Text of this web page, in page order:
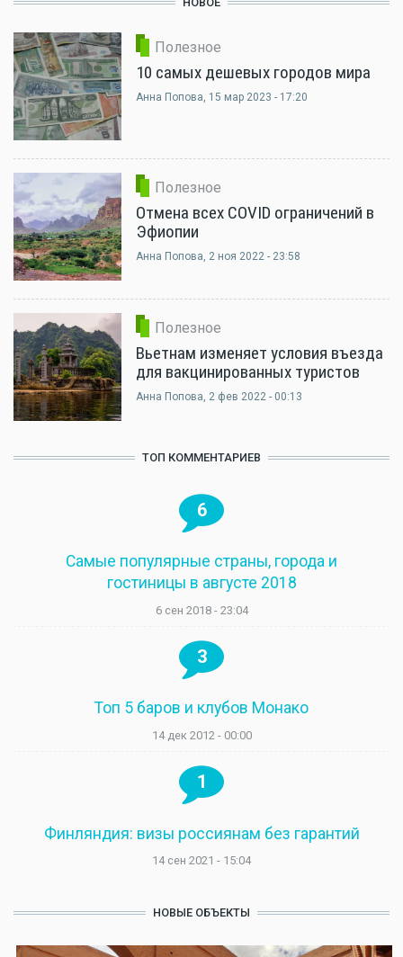
Полезное
10 самых дешевых городов мира
Анна Попова, 15 мар 2023 - 17:20
Полезное
Отмена всех COVID ограничений в
Эфиопии
Анна Попова, 2 ноя 2022 - 23:58
Полезное
Вьетнам изменяет условия въезда
для вакцинированных туристов
Анна Попова, 2 фев 2022 - 00:13
ТОП КОММЕНТАРИЕВ
6
Самые популярные страны, города и
гостиницы в августе 2018
6 сен 2018 - 23:04
3
Топ 5 баров и клубов Монако
14 дек 2012 - 00:00
1
Финляндия: визы россиянам без гарантий
14 сен 2021 - 15:04
НОВЫЕ ОБЪЕКТЫ